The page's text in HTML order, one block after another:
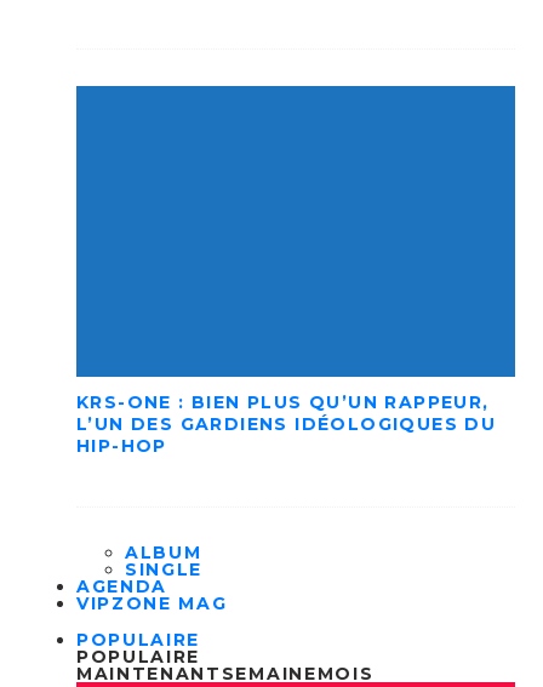
KRS-ONE : BIEN PLUS QU’UN RAPPEUR,
L’UN DES GARDIENS IDÉOLOGIQUES DU
HIP-HOP
ALBUM
SINGLE
AGENDA
VIPZONE MAG
POPULAIRE
POPULAIRE
MAINTENANT SEMAINEMOIS